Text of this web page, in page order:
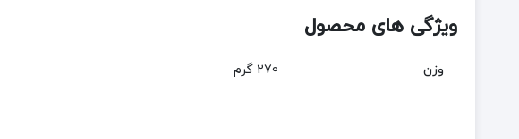
ویژگی های محصول
وزن 270 گرم